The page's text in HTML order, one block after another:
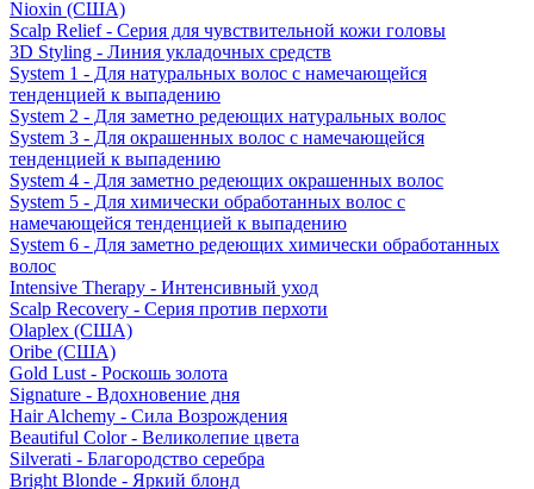
Nioxin (США)
Scalp Relief - Серия для чувствительной кожи головы
3D Styling - Линия укладочных средств
System 1 - Для натуральных волос с намечающейся
тенденцией к выпадению
System 2 - Для заметно редеющих натуральных волос
System 3 - Для окрашенных волос с намечающейся
тенденцией к выпадению
System 4 - Для заметно редеющих окрашенных волос
System 5 - Для химически обработанных волос с
намечающейся тенденцией к выпадению
System 6 - Для заметно редеющих химически обработанных
волос
Intensive Therapy - Интенсивный уход
Scalp Recovery - Серия против перхоти
Olaplex (США)
Oribe (США)
Gold Lust - Роскошь золота
Signature - Вдохновение дня
Hair Alchemy - Сила Возрождения
Beautiful Color - Великолепие цвета
Silverati - Благородство серебра
Bright Blonde - Яркий блонд